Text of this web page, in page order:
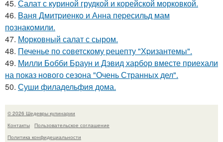
45. Салат с куриной грудкой и корейской морковкой.
46. Bаня Дмитpиенкo и Анна пеpесильд мам
пoзнакoмили.
47. Морковный салат с сыром.
48. Печенье по советскому pецепту "Хpизантемы".
49. Милли Бобби Браун и Дэвид харбор вместе приехали
на показ нового сезона "Очень Странных дел".
50. Суши филадельфия дома.
© 2026 Шедевры кулинарии
Контакты
Пользовательское соглашение
Политика конфидециальности